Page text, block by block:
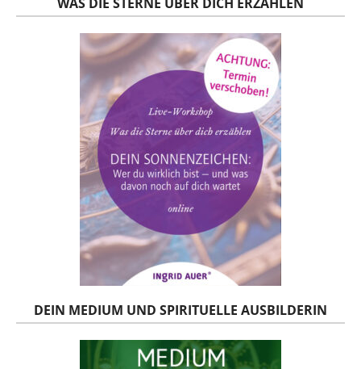
DEIN MEDIUM UND SPIRITUELLE AUSBILDERIN